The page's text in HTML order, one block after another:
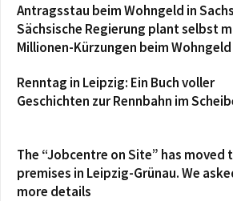
Antragsstau beim Wohngeld in
Sächsische Regierung plant selbst
Millionen-Kürzungen beim Wohngeld
Renntag in Leipzig: Ein Buch voller
Geschichten zur Rennbahn im
The “Jobcentre on Site” has moved
premises in Leipzig-Grünau. We
more details